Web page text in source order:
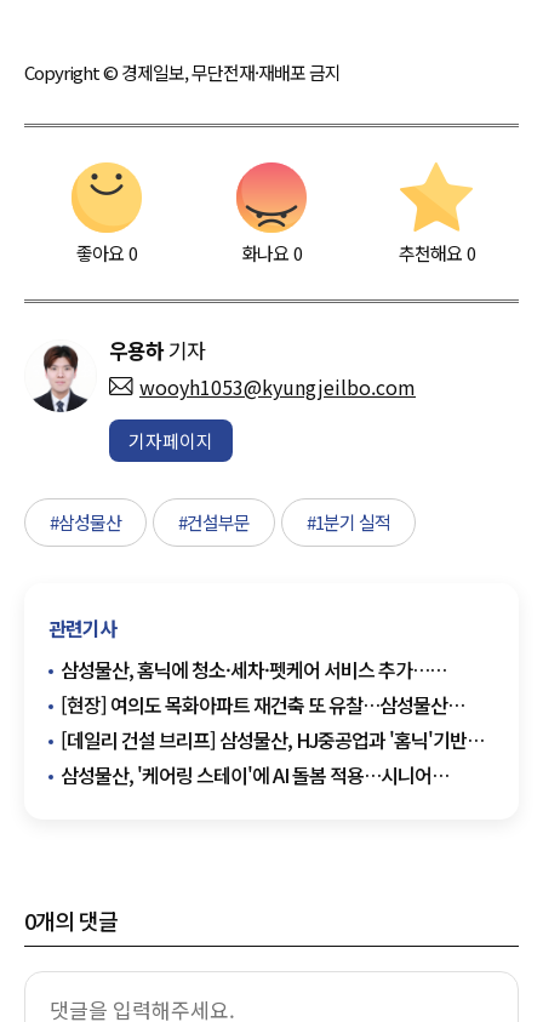
Copyright © 경제일보, 무단전재·재배포 금지
좋아요0 화나요0 추천해요 0
우용하기자
wooyh1053@kyungjeilbo.com
기자페이지
#삼성물산 #건설부문 #1분기 실적
관련기사
삼성물산, 홈닉에 청소·세차·펫케어 서비스 추가…
홈플랫폼 경쟁력 키운다
[현장] 여의도 목화아파트 재건축 또 유찰…삼성물산
무혈입성 청신호
[데일리 건설 브리프] 삼성물산, HJ중공업과 '홈닉'기반
스마트 주거 서비스 확대 外
삼성물산, '케어링 스테이'에 AI 돌봄 적용…시니어
0개의 댓글